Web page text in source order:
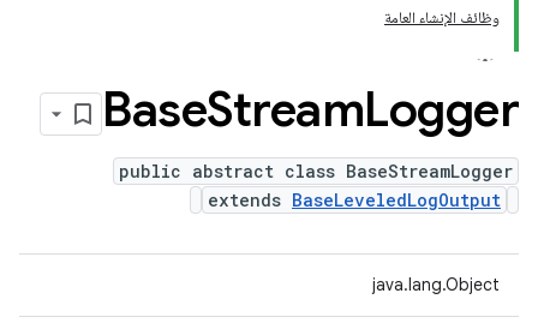
وظائف الإنشاء العامة
BaseStreamLogger
public abstract class BaseStreamLogger
extends BaseLeveledLogOutput
java.lang.Object